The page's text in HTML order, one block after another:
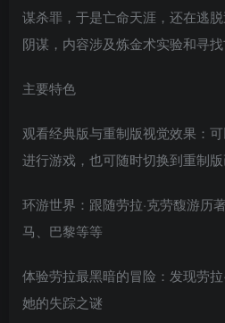
谋杀罪，于是亡命天涯，还在逃
阴谋，内容涉及炼金术实验和寻找
主要特色
观看经典版与重制版视觉效果：
进行游戏，也可随时切换到重制
环游世界：跟随劳拉·克劳馥游历
马、巴黎等等
体验劳拉最黑暗的冒险：发现劳
她的失踪之谜